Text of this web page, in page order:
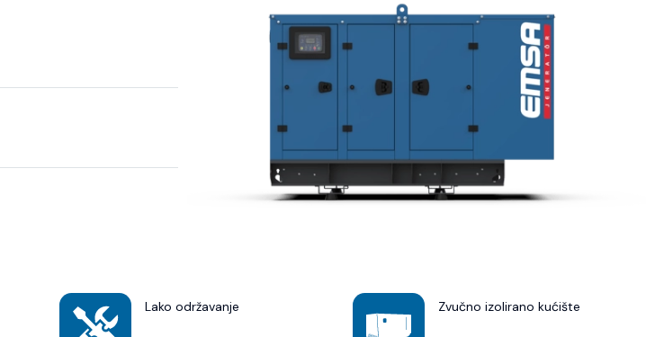
Lako održavanje Zvučno izolirano kućište